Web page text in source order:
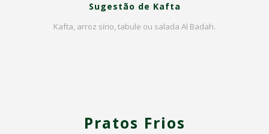
Sugestão de Kafta
Kafta, arroz sírio, tabule ou salada Al Badah.
Pratos Frios